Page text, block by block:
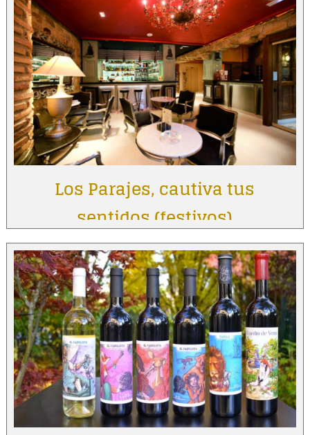
Los Parajes, cautiva tus
sentidos (festivos)